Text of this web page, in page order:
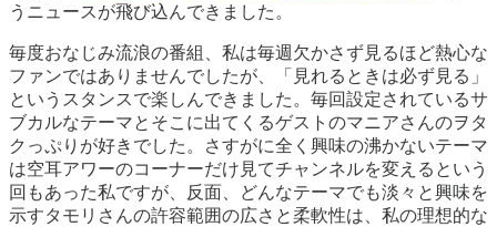
うニュースが飛び込んできました。
毎度おなじみ流浪の番組、私は毎週欠かさず見るほど熱心な
ファンではありませんでしたが、「見れるときは必ず見る」
というスタンスで楽しんできました。毎回設定されているサ
ブカルなテーマとそこに出てくるゲストのマニアさんのヲタ
クっぷりが好きでした。さすがに全く興味の沸かないテーマ
は空耳アワーのコーナーだけ見てチャンネルを変えるという
回もあった私ですが、反面、どんなテーマでも淡々と興味を
示すタモリさんの許容範囲の広さと柔軟性は、私の理想的な